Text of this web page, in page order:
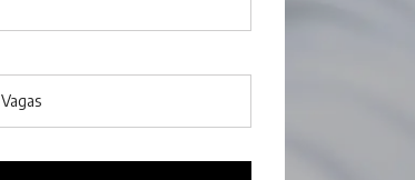
Vagas